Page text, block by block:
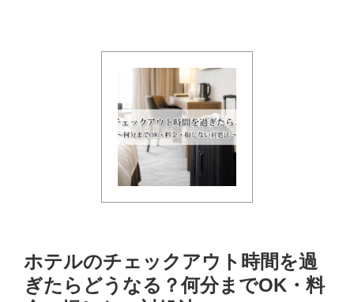
ホテルのチェックアウト時間を過
ぎたらどうなる？何分までOK・料